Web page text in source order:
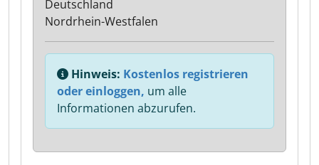
Deutschland
Nordrhein-Westfalen
Hinweis: Kostenlos registrieren
oder einloggen, um alle
Informationen abzurufen.